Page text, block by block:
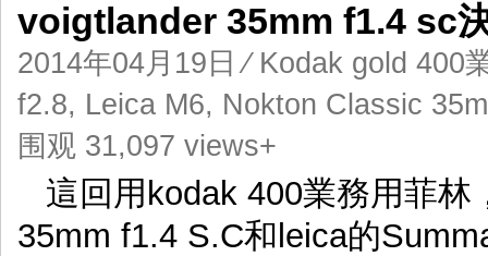
voigtlander 35mm f1.4 sc
2014年04月19日 ⁄ Kodak gold 400
f2.8, Leica M6, Nokton Classic
围观 31,097 views+
這回用kodak 400業務用菲
35mm f1.4 S.C和leica的